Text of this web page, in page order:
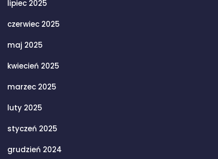
lipiec 2025
czerwiec 2025
maj 2025
kwiecień 2025
marzec 2025
luty 2025
styczeń 2025
grudzień 2024